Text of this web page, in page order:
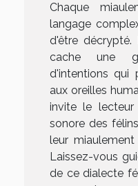
Chaque
langage
d'être décrypté.
cache une
d'intentions qui
aux oreilles
invite le lecteur
sonore des
leur
Laissez-vous
de ce dialecte